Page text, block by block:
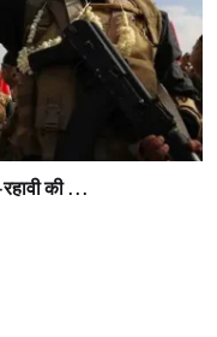
की ...